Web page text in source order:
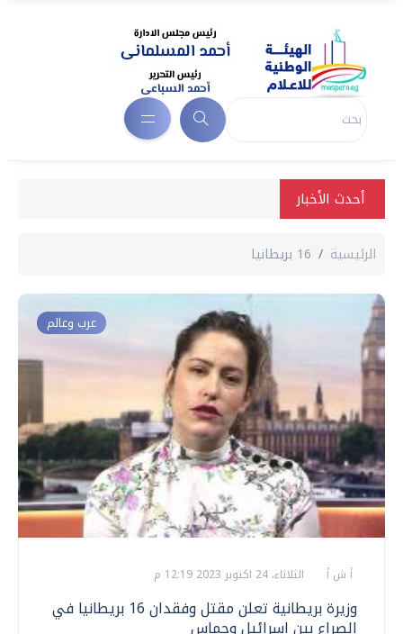
أحدث الأخبار
الرئيسية 16 بريطانيا
عرب وعالم
أ ش أ الثلاثاء، 24 اكتوبر 2023 12:19 م
وزيرة بريطانية تعلن مقتل وفقدان 16 بريطانيا في